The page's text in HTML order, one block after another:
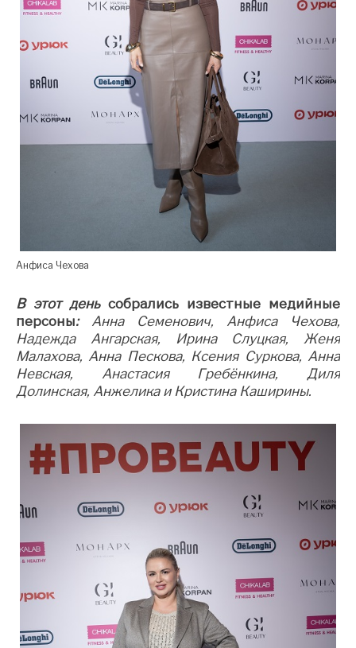
Анфиса Чехова
В этот день собрались известные медийные
персоны:Анна Семенович, Анфиса Чехова,
Надежда Ангарская, Ирина Слуцкая, Женя
Малахова, Анна Пескова, Ксения Суркова, Анна
Невская, Анастасия Гребёнкина, Диля
Долинская, Анжелика и Кристина Каширины.